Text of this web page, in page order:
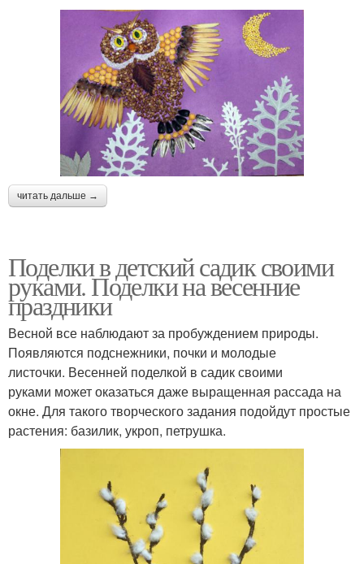
читать дальше →
Поделки в детский садик своими
руками. Поделки на весенние
праздники
Весной все наблюдают за пробуждением природы.
Появляются подснежники, почки и молодые
листочки. Весенней поделкой в садик своими
руками может оказаться даже выращенная рассада на
окне. Для такого творческого задания подойдут простые
растения: базилик, укроп, петрушка.